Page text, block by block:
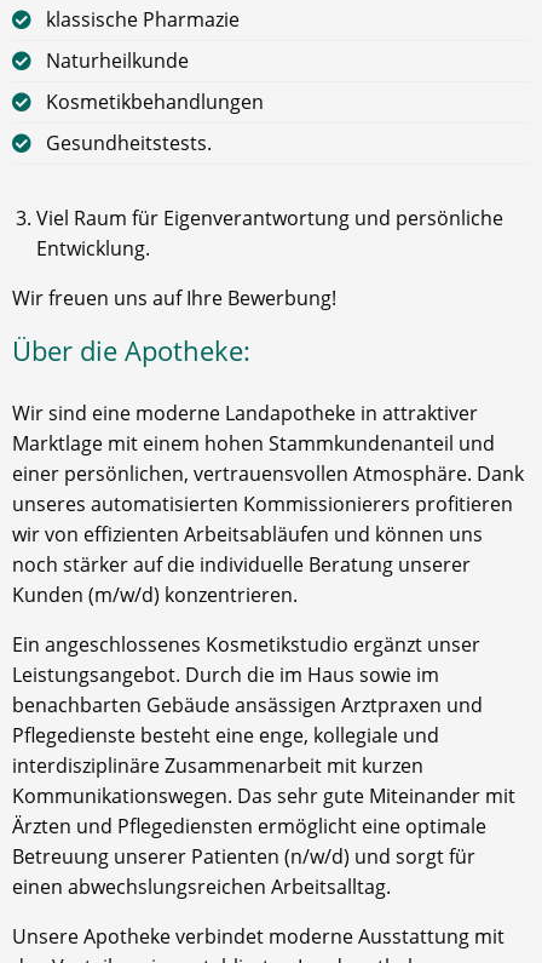
klassische Pharmazie
Naturheilkunde
Kosmetikbehandlungen
Gesundheitstests.
Viel Raum für Eigenverantwortung und persönliche
Entwicklung.
Wir freuen uns auf Ihre Bewerbung!
Über die Apotheke:
Wir sind eine moderne Landapotheke in attraktiver
Marktlage mit einem hohen Stammkundenanteil und
einer persönlichen, vertrauensvollen Atmosphäre. Dank
unseres automatisierten Kommissionierers profitieren
wir von effizienten Arbeitsabläufen und können uns
noch stärker auf die individuelle Beratung unserer
Kunden (m/w/d) konzentrieren.
Ein angeschlossenes Kosmetikstudio ergänzt unser
Leistungsangebot. Durch die im Haus sowie im
benachbarten Gebäude ansässigen Arztpraxen und
Pflegedienste besteht eine enge, kollegiale und
interdisziplinäre Zusammenarbeit mit kurzen
Kommunikationswegen. Das sehr gute Miteinander mit
Ärzten und Pflegediensten ermöglicht eine optimale
Betreuung unserer Patienten (n/w/d) und sorgt für
einen abwechslungsreichen Arbeitsalltag.
Unsere Apotheke verbindet moderne Ausstattung mit